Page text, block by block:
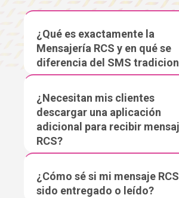
¿Qué es exactamente la
Mensajería RCS y en qué se
diferencia del SMS
¿Necesitan mis clientes
descargar una aplicación
adicional para recibir
RCS?
¿Cómo sé si mi mensaje
sido entregado o leído?